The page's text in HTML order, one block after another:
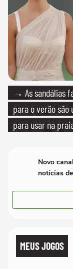
→ As sandálias
para o verão
para usar na
Novo
notícias
MEUS JOGOS